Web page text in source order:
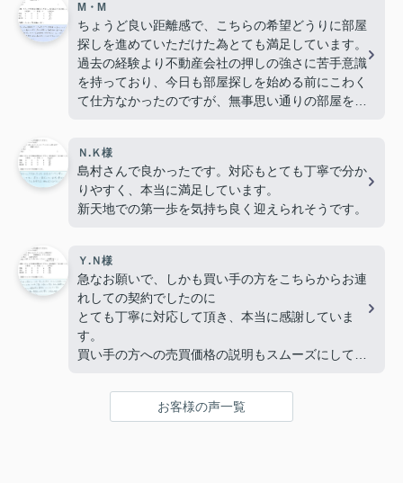
M・M
ちょうど良い距離感で、こちらの希望どうりに部屋
探しを進めていただけた為とても満足しています。
過去の経験より不動産会社の押しの強さに苦手意識
を持っており、今日も部屋探しを始める前にこわく
て仕方なかったのですが、無事思い通りの部屋を見
Ｎ.Ｋ様
島村さんで良かったです。対応もとても丁寧で分か
りやすく、本当に満足しています。
新天地での第一歩を気持ち良く迎えられそうです。
Ｙ.Ｎ様
急なお願いで、しかも買い手の方をこちらからお連
れしての契約でしたのに
とても丁寧に対応して頂き、本当に感謝していま
す。
買い手の方への売買価格の説明もスムーズにして頂
契約時の書類の準備もとても丁寧で大変お世話にな
お客様の声一覧